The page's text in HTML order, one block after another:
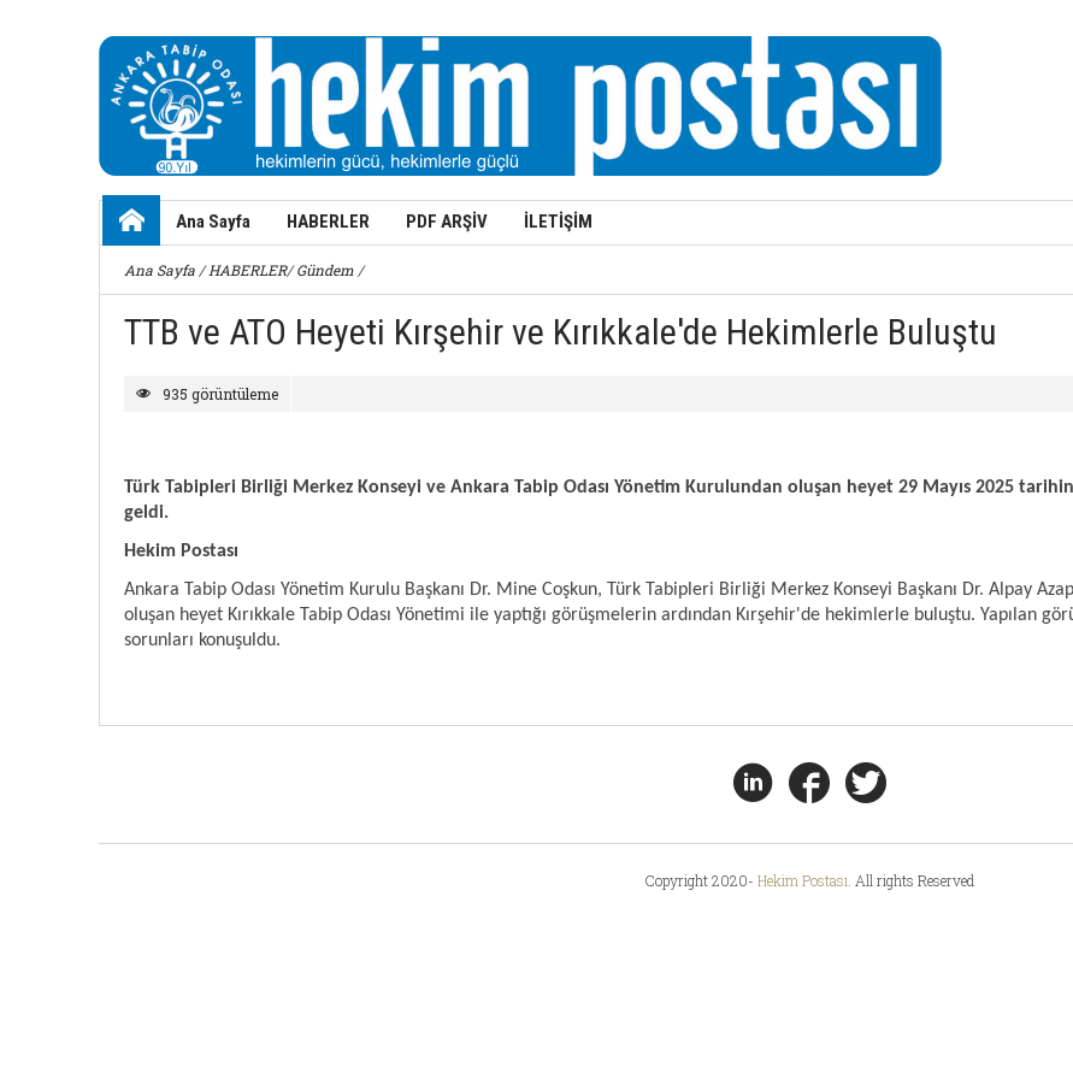
Ana Sayfa HABERLER PDF ARŞİV İLETİŞİM
Ana Sayfa /HABERLER/Gündem /
TTB ve ATO Heyeti Kırşehir ve Kırıkkale'de Hekimlerle Buluştu
935 görüntüleme
Türk Tabipleri Birliği Merkez Konseyi ve Ankara Tabip Odası Yönetim Kurulundan oluşan heyet 29 Mayıs 2025
geldi.
Hekim Postası
Ankara Tabip Odası Yönetim Kurulu Başkanı Dr. Mine Coşkun, Türk Tabipleri Birliği Merkez Konseyi Başkanı Dr. Alpay
oluşan heyet Kırıkkale Tabip Odası Yönetimi ile yaptığı görüşmelerin ardından Kırşehir'de hekimlerle buluştu. Yapılan
sorunları konuşuldu.
Copyright 2020- Hekim Postası . All rights Reserved